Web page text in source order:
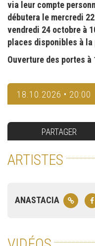
via leur compte
débutera le mercredi
vendredi 24 octobre à
places disponibles à
Ouverture des portes à
18.10.2026 • 20:00
PARTAGER
ARTISTES
ANASTACIA